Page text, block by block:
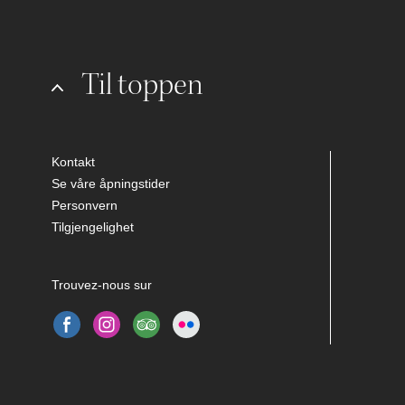
Til toppen
Kontakt
Se våre åpningstider
Personvern
Tilgjengelighet
Trouvez-nous sur